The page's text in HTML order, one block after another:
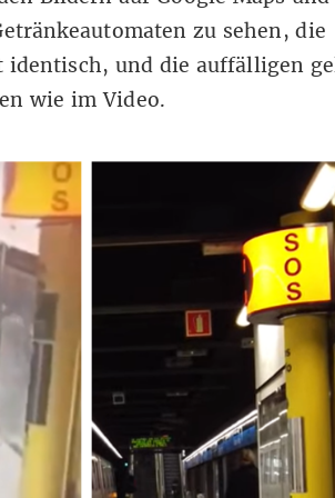
zu sehen, die
und die auffälligen
wie im Video.